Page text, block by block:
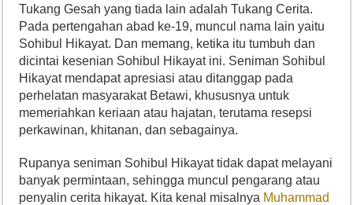
Tukang Gesah yang tiada lain adalah Tukang Cerita.
Pada pertengahan abad ke-19, muncul nama lain yaitu
Sohibul Hikayat. Dan memang, ketika itu tumbuh dan
dicintai kesenian Sohibul Hikayat ini. Seniman Sohibul
Hikayat mendapat apresiasi atau ditanggap pada
perhelatan masyarakat Betawi, khususnya untuk
memeriahkan keriaan atau hajatan, terutama resepsi
perkawinan, khitanan, dan sebagainya.
Rupanya seniman Sohibul Hikayat tidak dapat melayani
banyak permintaan, sehingga muncul pengarang atau
penyalin cerita hikayat. Kita kenal misalnya Muhammad